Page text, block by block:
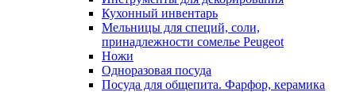
Кухонный инвентарь
Мельницы для специй, соли,
принадлежности сомелье Peugeot
Ножи
Одноразовая посуда
Посуда для общепита. Фарфор, керамика